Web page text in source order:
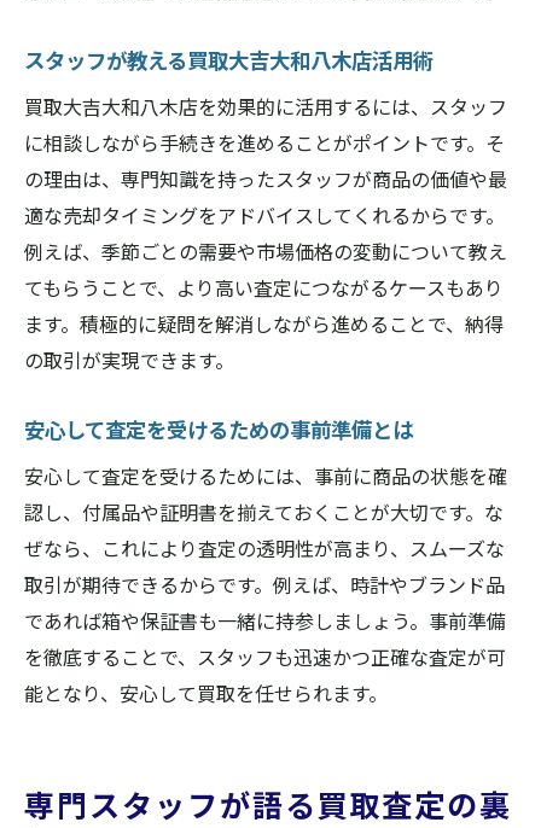
スタッフが教える買取大吉大和八木店活用術
買取大吉大和八木店を効果的に活用するには、スタッフ
に相談しながら手続きを進めることがポイントです。そ
の理由は、専門知識を持ったスタッフが商品の価値や最
適な売却タイミングをアドバイスしてくれるからです。
例えば、季節ごとの需要や市場価格の変動について教え
てもらうことで、より高い査定につながるケースもあり
ます。積極的に疑問を解消しながら進めることで、納得
の取引が実現できます。
安心して査定を受けるための事前準備とは
安心して査定を受けるためには、事前に商品の状態を確
認し、付属品や証明書を揃えておくことが大切です。な
ぜなら、これにより査定の透明性が高まり、スムーズな
取引が期待できるからです。例えば、時計やブランド品
であれば箱や保証書も一緒に持参しましょう。事前準備
を徹底することで、スタッフも迅速かつ正確な査定が可
能となり、安心して買取を任せられます。
専門スタッフが語る買取査定の裏